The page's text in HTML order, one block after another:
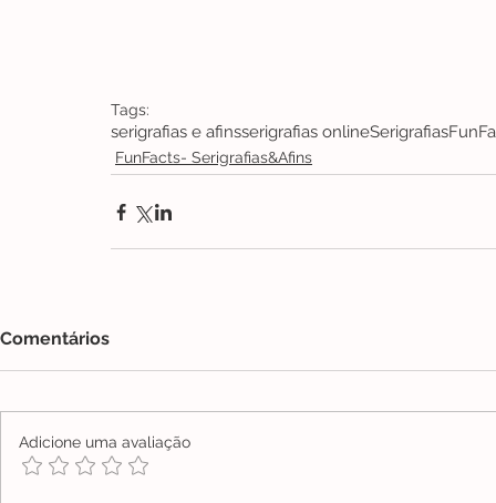
Tags:
serigrafias e afinsserigrafias onlineSerigrafias
FunFacts- Serigrafias&Afins
Comentários
Adicione uma avaliação